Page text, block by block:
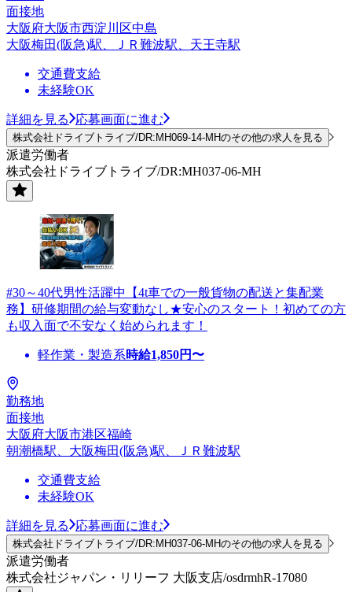
面接地
大阪府大阪市西淀川区中島
大阪梅田(阪急)駅、ＪＲ難波駅、天王寺駅
交通費支給
未経験OK
詳細を見る 応募画面に進む
株式会社ドライブトライブ/DR:MH069-14-MHのその他の求人を見る
派遣労働者
株式会社ドライブトライブ/DR:MH037-06-MH
#30～40代男性活躍中【4t車での一般貨物の配送と集配業
務】研修期間の給与変動なし★安心のスタート！初めての方
も収入面で不安なく始められます！
軽作業・製造系時給1,850円〜
勤務地
面接地
大阪府大阪市港区福崎
朝潮橋駅、大阪梅田(阪急)駅、ＪＲ難波駅
交通費支給
未経験OK
詳細を見る 応募画面に進む
株式会社ドライブトライブ/DR:MH037-06-MHのその他の求人を見る
派遣労働者
株式会社ジャパン・リリーフ 大阪支店/osdrmhR-17080